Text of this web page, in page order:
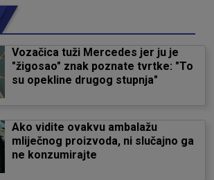
Vozačica tuži Mercedes jer ju je
"žigosao" znak poznate tvrtke: "To
su opekline drugog stupnja"
Ako vidite ovakvu ambalažu
mliječnog proizvoda, ni slučajno ga
ne konzumirajte